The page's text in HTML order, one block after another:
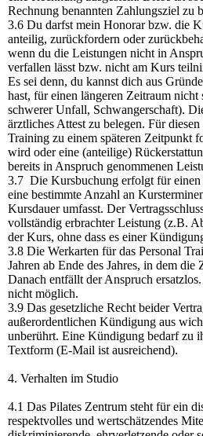
Rechnung benannten Zahlungsziel zu
3.6 Du darfst mein Honorar bzw. die
anteilig, zurückfordern oder
wenn du die Leistungen nicht in
verfallen lässt bzw. nicht am Kurs
Es sei denn, du kannst dich aus
hast, für einen längeren Zeitraum
schwerer Unfall, Schwangerschaft).
ärztliches Attest zu belegen. Für
Training zu einem späteren Zeitpunkt
wird oder eine (anteilige)
bereits in Anspruch genommenen
3.7 Die Kursbuchung erfolgt für
eine bestimmte Anzahl an
Kursdauer umfasst. Der
vollständig erbrachter Leistung (z.B.
der Kurs, ohne dass es einer
3.8 Die Werkarten für das Personal
Jahren ab Ende des Jahres, in dem
Danach entfällt der Anspruch
nicht möglich.
3.9 Das gesetzliche Recht beider
außerordentlichen Kündigung aus
unberührt. Eine Kündigung bedarf zu
Textform (E-Mail ist ausreichend).
4. Verhalten im Studio
4.1 Das Pilates Zentrum steht für ein
respektvolles und wertschätzendes